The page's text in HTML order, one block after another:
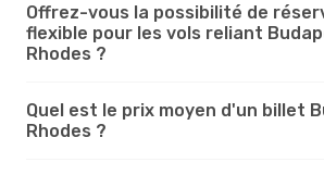
Offrez-vous la possibilité de
flexible pour les vols reliant
Rhodes ?
Quel est le prix moyen d'un billet
Rhodes ?